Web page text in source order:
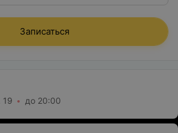
Записаться
19 до 20:00